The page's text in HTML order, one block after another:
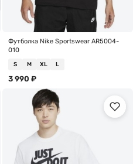
Футболка Nike Sportswear AR5004-
010
S M XL L
3 990 ₽